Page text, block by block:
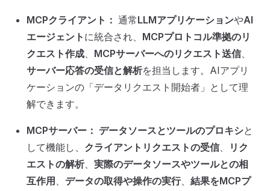
MCPクライアント： 通常LLMアプリケーションやAI
エージェント に統合され、 MCPプロトコル準拠のリ
クエスト作成、 MCPサーバーへのリクエスト送信、
サーバー応答の受信と解析を担当します。AIアプリ
ケーションの「データリクエスト開始者」として理
解できます。
MCPサーバー： データソースとツールのプロキシと
して機能し、 クライアントリクエストの受信、
リク
エストの解析、 実際のデータソースやツールとの相
互作用 、 データの取得や操作の実行、 結果をMCPプ